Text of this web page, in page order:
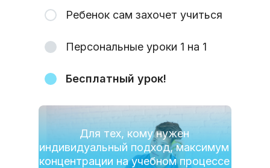
Ребенок сам захочет учиться
Персональные уроки 1 на 1
Бесплатный урок!
Для тех, кому нужен
индивидуальный подход, максимум
концентрации на учебном процессе